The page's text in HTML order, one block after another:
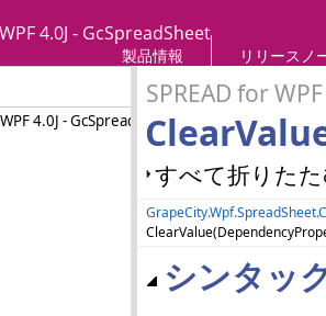
4.0J - GcSpreadSheet
製品情報 リリースノ